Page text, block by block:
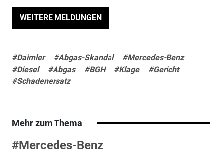
WEITERE MELDUNGEN
#Daimler #Abgas-Skandal
#Mercedes-Benz
#Diesel
#Abgas #BGH #Klage
#Gericht
#Schadenersatz
Mehr zum Thema
#Mercedes-Benz